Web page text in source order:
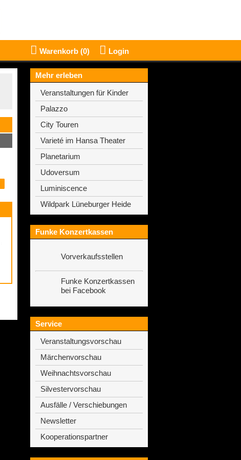
Warenkorb (0) Login
Mehr erleben
Veranstaltungen für Kinder
Palazzo
City Touren
Varieté im Hansa Theater
Planetarium
Udoversum
Luminiscence
Wildpark Lüneburger Heide
Funke Konzertkassen
Vorverkaufsstellen
Funke Konzertkassen
bei Facebook
Service
Veranstaltungsvorschau
Märchenvorschau
Weihnachtsvorschau
Silvestervorschau
Ausfälle / Verschiebungen
Newsletter
Kooperationspartner